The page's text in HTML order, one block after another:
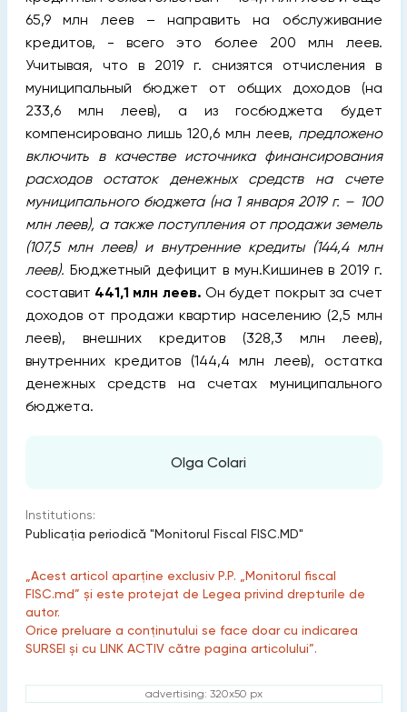
65,9 млн леев – направить на обслуживание
кредитов, - всего это более 200 млн леев.
Учитывая, что в 2019 г. снизятся отчисления в
муниципальный бюджет от общих доходов (на
233,6 млн леев), а из госбюджета будет
компенсировано лишь 120,6 млн леев, предложено
включить в качестве источника финансирования
расходов остаток денежных средств на счете
муниципального бюджета (на 1 января 2019 г. – 100
млн леев), а также поступления от продажи земель
(107,5 млн леев) и внутренние кредиты (144,4 млн
леев). Бюджетный дефицит в мун.Кишинев в 2019 г.
составит 441,1 млн леев. Он будет покрыт за счет
доходов от продажи квартир населению (2,5 млн
леев), внешних кредитов (328,3 млн леев),
внутренних кредитов (144,4 млн леев), остатка
денежных средств на счетах муниципального
бюджета.
Olga Colari
Institutions:
Publicaţia periodică "Monitorul Fiscal FISC.MD"
„Acest articol aparține exclusiv P.P. „Monitorul fiscal
FISC.md” și este protejat de Legea privind drepturile de
autor.
Orice preluare a conținutului se face doar cu indicarea
SURSEI și cu LINK ACTIV către pagina articolului”.
advertising: 320x50 px